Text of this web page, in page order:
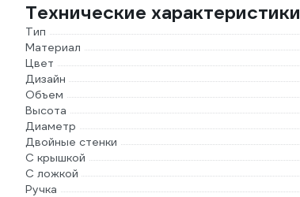
Технические характеристики
Тип
Материал
Цвет
Дизайн
Объем
Высота
Диаметр
Двойные стенки
С крышкой
С ложкой
Ручка